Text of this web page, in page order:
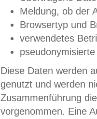
Meldung, ob der
Browsertyp und
verwendetes
Diese Daten werden
genutzt und werden
Zusammenführung
vorgenommen. Eine